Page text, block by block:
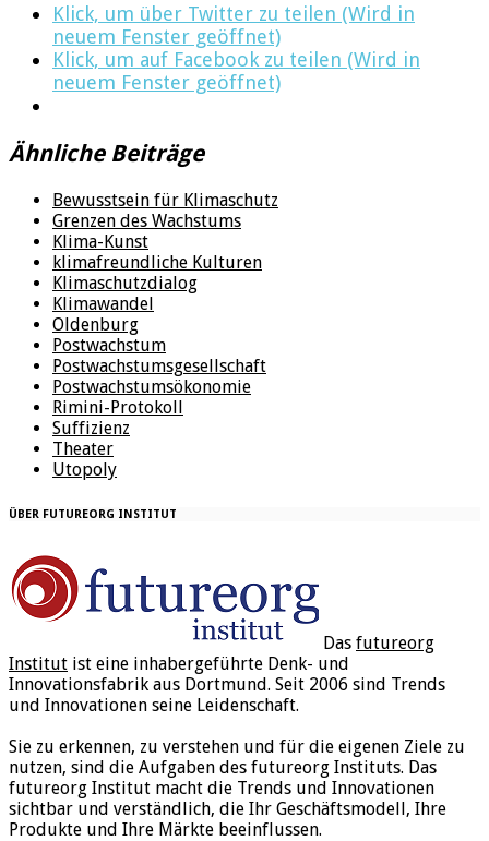
Klick, um über Twitter zu teilen (Wird in
neuem Fenster geöffnet)
Klick, um auf Facebook zu teilen (Wird in
neuem Fenster geöffnet)
Ähnliche Beiträge
Bewusstsein für Klimaschutz
Grenzen des Wachstums
Klima-Kunst
klimafreundliche Kulturen
Klimaschutzdialog
Klimawandel
Oldenburg
Postwachstum
Postwachstumsgesellschaft
Postwachstumsökonomie
Rimini-Protokoll
Suffizienz
Theater
Utopoly
ÜBER FUTUREORG INSTITUT
Das futureorg
Institut ist eine inhabergeführte Denk- und
Innovationsfabrik aus Dortmund. Seit 2006 sind Trends
und Innovationen seine Leidenschaft.
Sie zu erkennen, zu verstehen und für die eigenen Ziele zu
nutzen, sind die Aufgaben des futureorg Instituts. Das
futureorg Institut macht die Trends und Innovationen
sichtbar und verständlich, die Ihr Geschäftsmodell, Ihre
Produkte und Ihre Märkte beeinflussen.